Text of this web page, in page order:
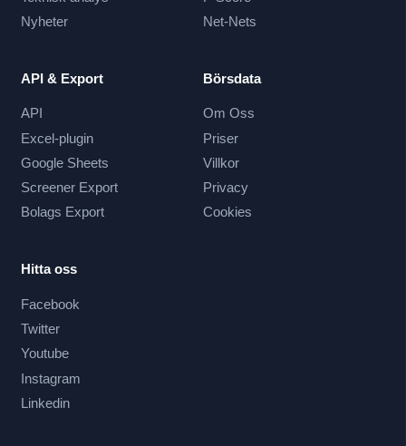
Nyheter
Net-Nets
API & Export
API
Excel-plugin
Google Sheets
Screener Export
Bolags Export
Börsdata
Om Oss
Priser
Villkor
Privacy
Cookies
Hitta oss
Facebook
Twitter
Youtube
Instagram
Linkedin